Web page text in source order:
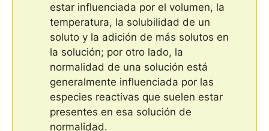
estar influenciada por el volumen, la
temperatura, la solubilidad de un
soluto y la adición de más solutos en
la solución; por otro lado, la
normalidad de una solución está
generalmente influenciada por las
especies reactivas que suelen estar
presentes en esa solución de
normalidad.